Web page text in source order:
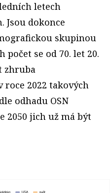
letech
Jsou dokonce
skupinou
počet se od 70. let 20.
zhruba
roce 2022 takových
odhadu OSN
2050 jich už má být